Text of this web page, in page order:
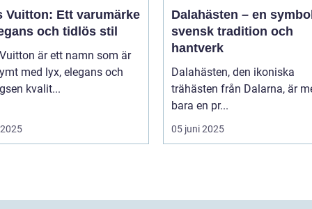
Vuitton: Ett varumärke
och tidlös stil
är ett namn som är
med lyx, elegans och
kvalit...
Dalahästen – en
svensk tradition och
hantverk
Dalahästen, den ikoniska
trähästen från Dalarna, är
bara en pr...
05 juni 2025